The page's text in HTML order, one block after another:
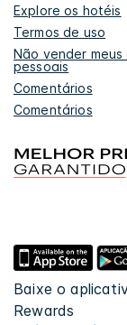
Explore os hotéis
Termos de uso
Não vender meus
pessoais
Comentários
Comentários
Baixe o
Rewards